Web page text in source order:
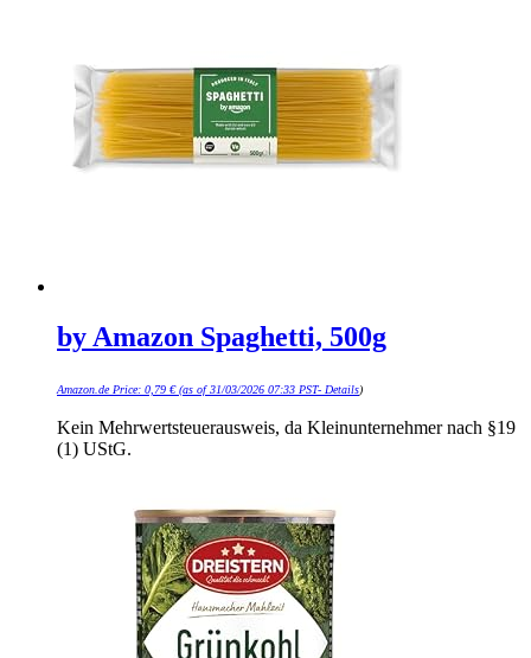
by Amazon Spaghetti, 500g
Amazon.de Price: 0,79 €(as of 31/03/2026 07:33 PST- Details)
Kein Mehrwertsteuerausweis, da Kleinunternehmer nach §19
(1) UStG.